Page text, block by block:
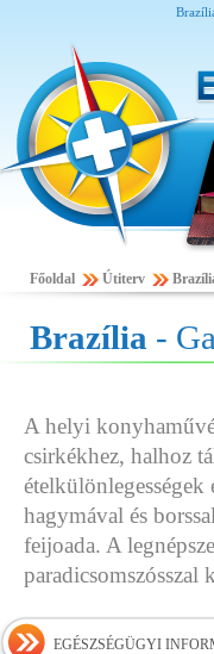
Főoldal Útiterv
Brazília -
A helyi
csirkékhez, halhoz
ételkülönlegességek
hagymával és
feijoada. A
paradicsomszósszal
EGÉSZSÉGÜGYI